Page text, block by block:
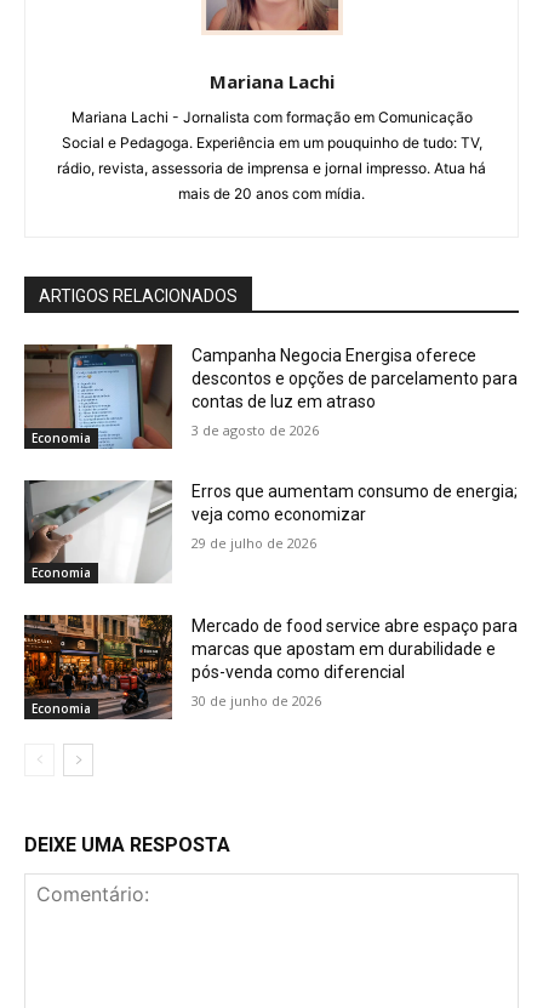
Mariana Lachi
Mariana Lachi - Jornalista com formação em Comunicação
Social e Pedagoga. Experiência em um pouquinho de tudo: TV,
rádio, revista, assessoria de imprensa e jornal impresso. Atua há
mais de 20 anos com mídia.
ARTIGOS RELACIONADOS
Economia
Campanha Negocia Energisa oferece
descontos e opções de parcelamento para
contas de luz em atraso
3 de agosto de 2026
Economia
Erros que aumentam consumo de energia;
veja como economizar
29 de julho de 2026
Economia
Mercado de food service abre espaço para
marcas que apostam em durabilidade e
pós-venda como diferencial
30 de junho de 2026
DEIXE UMA RESPOSTA